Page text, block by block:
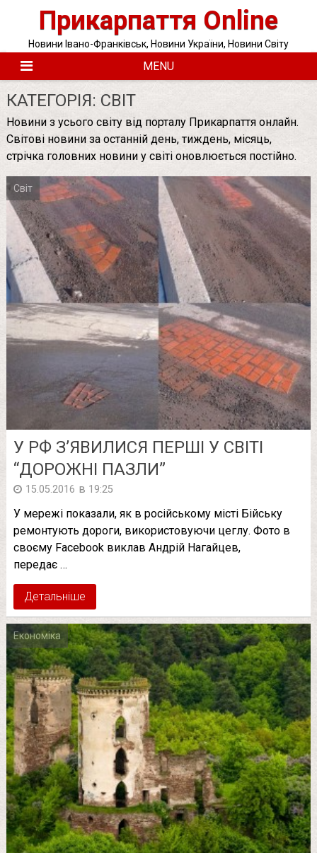
Прикарпаття Online
Новини Івано-Франківськ, Новини України, Новини Світу
MENU
КАТЕГОРІЯ: СВІТ
Новини з усього світу від порталу Прикарпаття онлайн.
Світові новини за останній день, тиждень, місяць,
стрічка головних новини у світі оновлюється постійно.
Світ
У РФ З’ЯВИЛИСЯ ПЕРШІ У СВІТІ
“ДОРОЖНІ ПАЗЛИ”
15.05.2016 в 19:25
У мережі показали, як в російському місті Бійську
ремонтують дороги, використовуючи цеглу. Фото в
своєму Facebook виклав Андрій Нагайцев,
передає …
Детальніше
Економіка
Posts
pagination